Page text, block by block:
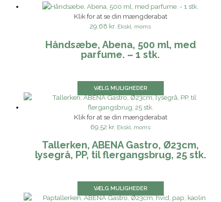
Klik for at se din mængderabat
29,68 kr. Ekskl. moms
Håndsæbe, Abena, 500 ml, med
parfume. – 1 stk.
VÆLG MULIGHEDER
Klik for at se din mængderabat
69,52 kr. Ekskl. moms
Tallerken, ABENA Gastro, Ø23cm,
lysegrå, PP, til flergangsbrug, 25 stk.
VÆLG MULIGHEDER